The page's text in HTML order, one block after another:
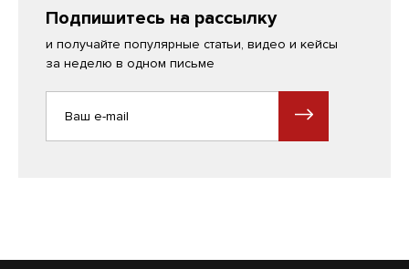
Подпишитесь на рассылку
и получайте популярные статьи, видео и кейсы
за неделю в одном письме